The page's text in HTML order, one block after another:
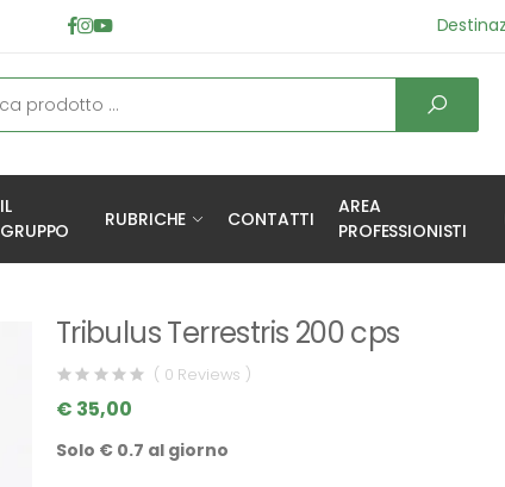
IL
GRUPPO
RUBRICHE CONTATTI
AREA
PROFESSIONISTI
Tribulus Terrestris 200 cps
( 0 Reviews )
€ 35,00
Solo € 0.7 al giorno